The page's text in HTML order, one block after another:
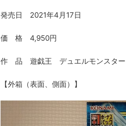
発売日 2021年4月17日
価 格 4,950円
作 品 遊戯王 デュエルモンスタ
【外箱（表面、側面）】